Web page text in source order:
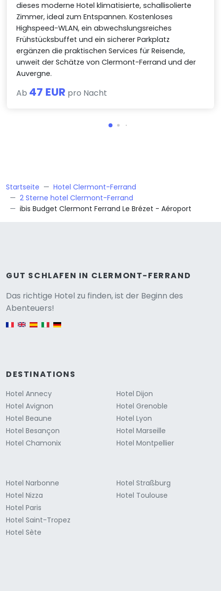
dieses moderne Hotel klimatisierte, schallisolierte
Zimmer, ideal zum Entspannen. Kostenloses
Highspeed-WLAN, ein abwechslungsreiches
Frühstücksbuffet und ein sicherer Parkplatz
ergänzen die praktischen Services für Reisende,
unweit der Schätze von Clermont-Ferrand und der
Auvergne.
Ab 47 EUR pro Nacht
Startseite
Hotel Clermont-Ferrand
2 Sterne hotel Clermont-Ferrand
ibis Budget Clermont Ferrand Le Brézet - Aéroport
GUT SCHLAFEN IN CLERMONT-FERRAND
Das richtige Hotel zu finden, ist der Beginn des
Abenteuers!
English version
DESTINATIONS
Hotel Annecy
Hotel Avignon
Hotel Beaune
Hotel Besançon
Hotel Chamonix
Hotel Dijon
Hotel Grenoble
Hotel Lyon
Hotel Marseille
Hotel Montpellier
Hotel Narbonne
Hotel Nizza
Hotel Paris
Hotel Saint-Tropez
Hotel Sète
Hotel Straßburg
Hotel Toulouse